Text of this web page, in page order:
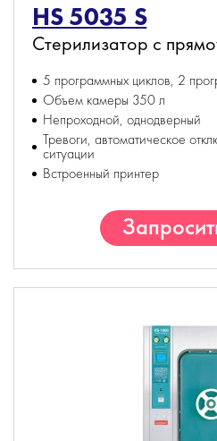
HS 5035 S
Стерилизатор с
5 программных циклов, 2
Объем камеры 350 л
Непроходной, однодверный
Тревоги, автоматическое
ситуации
Встроенный принтер